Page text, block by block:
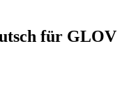
für GLOV